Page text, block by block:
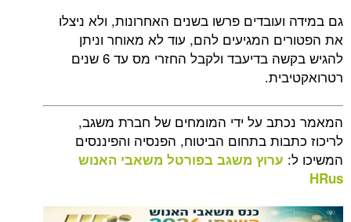
גם במידה ועובדים פרשו בשנים האחרונות, ולא ניצלו
את הפטורים המגיעים להם, עוד לא מאוחר וניתן
להגיש בקשה בדיעבד ולקבל החזרי מס עד 6 שנים
רטרואקטיבית.
המאמר נכתב על ידי המומחים של חברת משגב,
לריכוז כתבות בתחום הביטוח, הפנסיה והפיננסים
המשיכו ל: ערוץ משגב בפורטל משאבי האנוש
HRus